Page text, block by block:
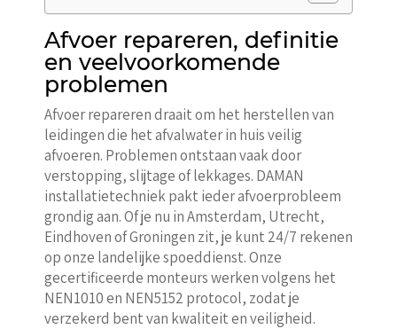
Afvoer repareren, definitie
en veelvoorkomende
problemen
Afvoer repareren draait om het herstellen van
leidingen die het afvalwater in huis veilig
afvoeren. Problemen ontstaan vaak door
verstopping, slijtage of lekkages. DAMAN
installatietechniek pakt ieder afvoerprobleem
grondig aan. Of je nu in Amsterdam, Utrecht,
Eindhoven of Groningen zit, je kunt 24/7 rekenen
op onze landelijke spoeddienst. Onze
gecertificeerde monteurs werken volgens het
NEN1010 en NEN5152 protocol, zodat je
verzekerd bent van kwaliteit en veiligheid.